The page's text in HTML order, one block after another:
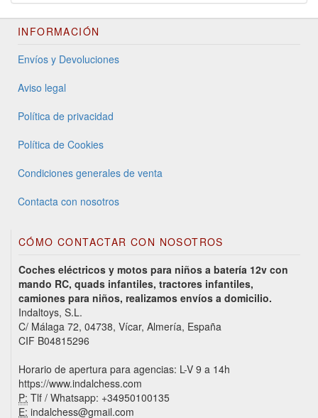
INFORMACIÓN
Envíos y Devoluciones
Aviso legal
Política de privacidad
Política de Cookies
Condiciones generales de venta
Contacta con nosotros
CÓMO CONTACTAR CON NOSOTROS
Coches eléctricos y motos para niños a batería 12v con
mando RC, quads infantiles, tractores infantiles,
camiones para niños, realizamos envíos a domicilio.
Indaltoys, S.L.
C/ Málaga 72, 04738, Vícar, Almería, España
CIF B04815296
Horario de apertura para agencias: L-V 9 a 14h
https://www.indalchess.com
P: Tlf / Whatsapp: +34950100135
E: indalchess@gmail.com